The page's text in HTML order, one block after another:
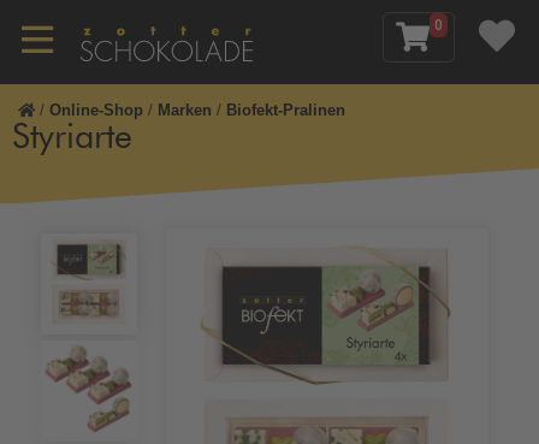
0
/ Online-Shop / Marken / Biofekt-Pralinen
Styriarte